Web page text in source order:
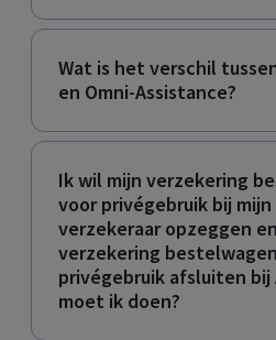
Wat is het verschil
en Omni-Assistance?
Ik wil mijn verzekering
voor privégebruik bij
verzekeraar opzeggen
verzekering
privégebruik afsluiten bij
moet ik doen?